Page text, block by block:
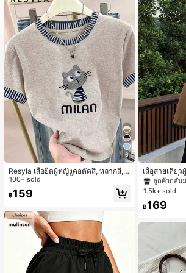
6
Resyla เสื้อยืดผู้หญิงคอตัดสี, หลากสี, ล
ายพิมพ์แมวน่ารัก, เสื้อสำหรับออกไปเที่
ยวฤดูร้อน, ดีไซน์กราฟิก, ความรู้สึกพรีเ
มียม, ลำลองอเนกประสงค์, สวมใส่ประ
เสื้อผ้ากลางแจ้ง
100+ sold
฿159
เสื้อสายเดี่ย
- เสื้อสายเดี่
นข้างที่น่าดึง
#1 ขายดี
ลูกค้ากลับม
#1 ขายดี
ลูกค้ากลับ
#1 ขายดี
ลูกค้ากลับ
#1 ขายดี
ลูกค้ากลับม
1.5k+ sold
฿169